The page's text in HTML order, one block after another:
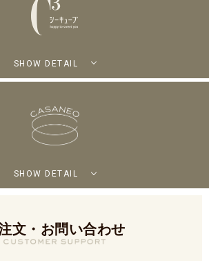
SHOW DETAIL
SHOW DETAIL
文・お問い合わせ